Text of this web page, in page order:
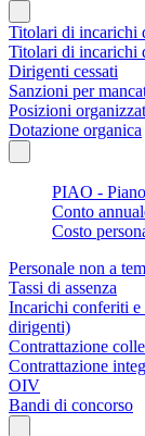
Titolari di incarichi
Titolari di incarichi
Dirigenti cessati
Sanzioni per
Posizioni
Dotazione organica
PIAO -
Conto
Costo
Personale non a
Tassi di assenza
Incarichi conferiti e
dirigenti)
Contrattazione
Contrattazione
OIV
Bandi di concorso